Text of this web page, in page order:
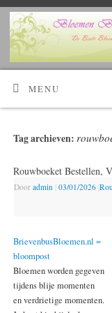
Voordelig bloemen
MENU
Tag archieven:
Rouwboeket Bestellen,
Door admin 03/01/2026
BrievenbusBloemen.nl =
bloompost
Bloemen worden gegeven
tijdens blije momenten
en verdrietige momenten.